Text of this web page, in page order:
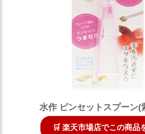
水作 ピンセットスプーン(
🛒 楽天市場店でこの商品